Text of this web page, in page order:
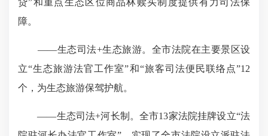
贷”和重点生态区位商品林赎买制度提供有力司法保
障。
——生态司法+生态旅游。全市法院在主要景区设
立“生态旅游法官工作室”和“旅客司法便民联络点”12
个，为生态旅游保驾护航。
——生态司法+河长制。全市13家法院挂牌设立“法